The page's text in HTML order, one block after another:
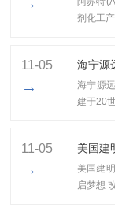
剂化工
11-05
→
海宁源
海宁源
建于20
11-05
→
美国建
美国建
启梦想 改